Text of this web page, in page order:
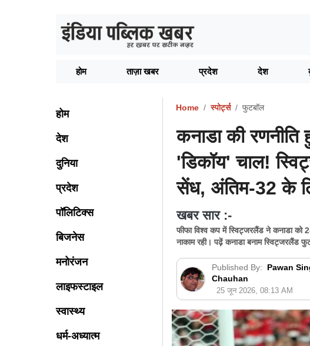
होम ताज़ा खबर प्रदेश देश
होम
देश
दुनिया
प्रदेश
पॉलिटिक्स
बिजनेस
मनोरंजन
लाइफस्टाइल
स्वास्थ्य
धर्म-अध्यात्म
Home स्पोर्ट्स फुटबॉल
कनाडा की रणनीति
'डिकॉय' चाल!
सेंध, अंतिम-32 के
खबर सार :-
फीफा विश्व कप में स्विट्जरलैंड ने कनाडा को
नाकाम रही। पढ़ें कनाडा बनाम स्विट्जरलैंड
Published By: Pawan
Chauhan
25 जून 2026, 08:13 AM